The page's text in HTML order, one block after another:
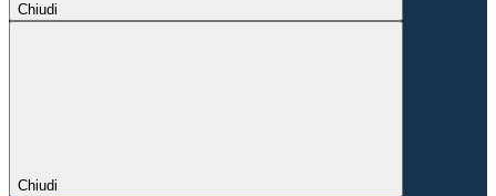
Chiudi
Chiudi